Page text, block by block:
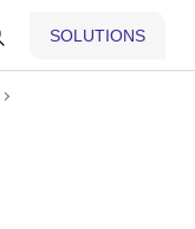
SOLUTIONS